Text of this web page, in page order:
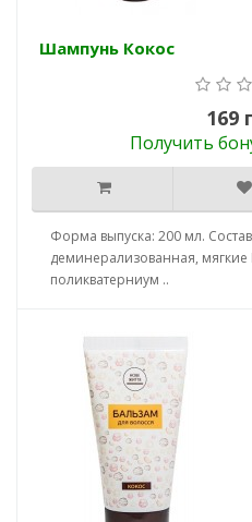
Шампунь Кокос
169
Получить
Форма выпуска: 200 мл.
деминерализованная, мягкие
поликватерниум ..